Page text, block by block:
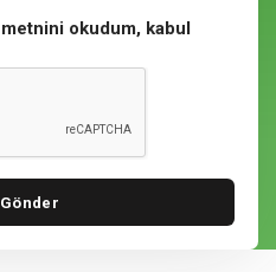
metnini okudum, kabul
Gönder